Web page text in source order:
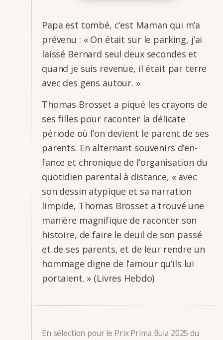
Papa est tombé, c’est Maman qui m’a
prévenu : « On était sur le parking, j’ai
laissé Bernard seul deux secondes et
quand je suis reve­nue, il était par terre
avec des gens autour. »
Thomas Bros­set a piqué les crayons de
ses filles pour racon­ter la déli­cate
période où l’on devient le parent de ses
parents. En alter­nant souve­nirs d’en­
fance et chro­nique de l’or­ga­ni­sa­tion du
quoti­dien paren­tal à distance, « avec
son dessin atypique et sa narra­tion
limpide, Thomas Bros­set a trouvé une
manière magni­fique de racon­ter son
histoire, de faire le deuil de son passé
et de ses parents, et de leur rendre un
hommage digne de l’amour qu’ils lui
portaient. » (Livres Hebdo)
En sélection pour le Prix Prima Bula 2025 du